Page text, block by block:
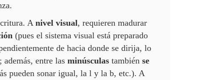
Anivel visual, requieren madurar
(pues el sistema visual está preparado
de hacia donde se dirija, lo
entre las minúsculas también se
pueden sonar igual, la l y la b, etc.). A